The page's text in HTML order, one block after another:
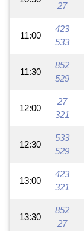
27
11:00
423
533
11:30
852
529
12:00
27
321
12:30
533
529
13:00
423
321
13:30
852
27